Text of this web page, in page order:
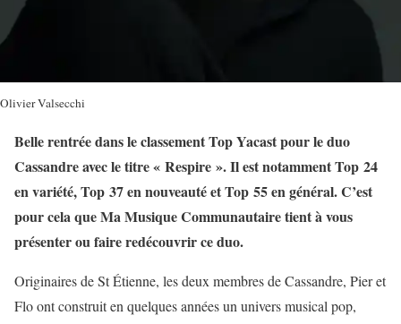
Olivier Valsecchi
Belle rentrée dans le classement Top Yacast pour le duo
Cassandre avec le titre « Respire ». Il est notamment Top 24
en variété, Top 37 en nouveauté et Top 55 en général. C’est
pour cela que Ma Musique Communautaire tient à vous
présenter ou faire redécouvrir ce duo.
Originaires de St Étienne, les deux membres de Cassandre, Pier et
Flo ont construit en quelques années un univers musical pop,